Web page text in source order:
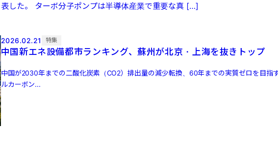
表した。 ターボ分子ポンプは半導体産業で重要な真 […]
2026.02.21 特集
中国新エネ設備都市ランキング、蘇州が北京・上海を抜きトップ
中国が2030年までの二酸化炭素（CO2）排出量の減少転換、60年までの実質ゼロを目指
ルカーボン...